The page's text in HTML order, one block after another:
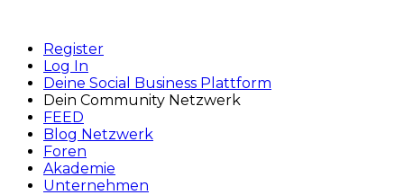
Register
Log In
Deine Social Business Plattform
Dein Community Netzwerk
FEED
Blog Netzwerk
Foren
Akademie
Unternehmen